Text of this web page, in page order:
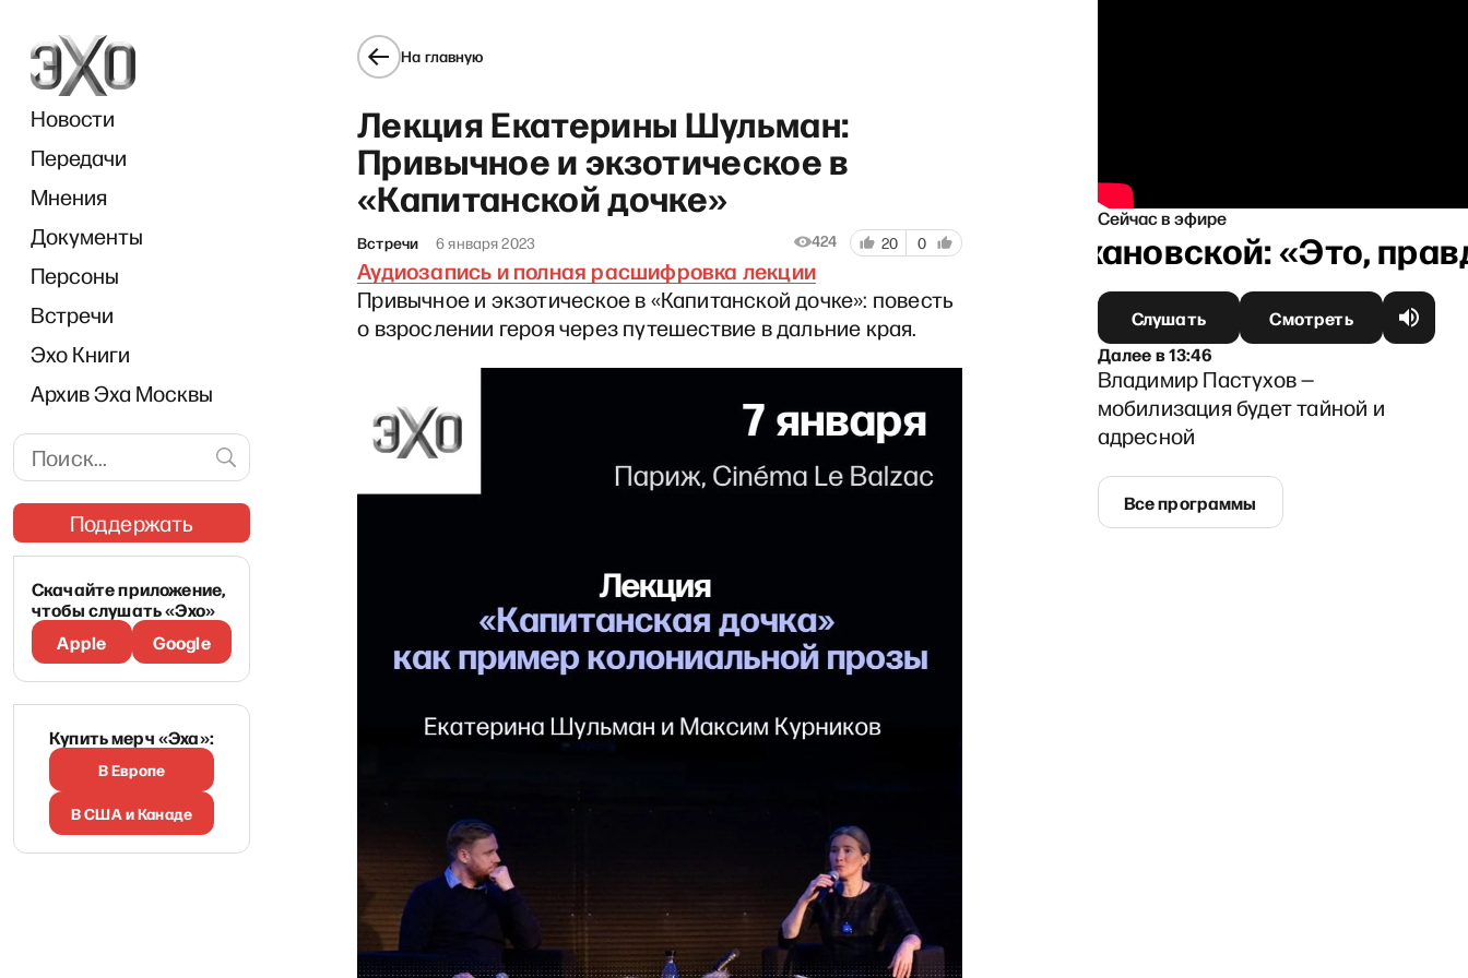
Новости
Передачи
Мнения
Документы
Персоны
Встречи
Эхо Книги
Архив Эха Москвы
Поддержать
Скачайте приложение,
чтобы слушать «Эхо»
Apple
Google
Купить мерч «Эха»:
В Европе
В США и Канаде
На главную
Лекция Екатерины Шульман:
Привычное и экзотическое в
«Капитанской дочке»
Встречи 6 января 2023 424 20 0
Аудиозапись и полная расшифровка лекции
Привычное и экзотическое в «Капитанской дочке»: повесть
о взрослении героя через путешествие в дальние края.
Сейчас в эфире
«И грянул Грэм» со Светланой Тихановской: «Это,
Слушать
Смотреть
Далеев13:46
Владимир Пастухов —
мобилизация будет тайной и
адресной
Все программы